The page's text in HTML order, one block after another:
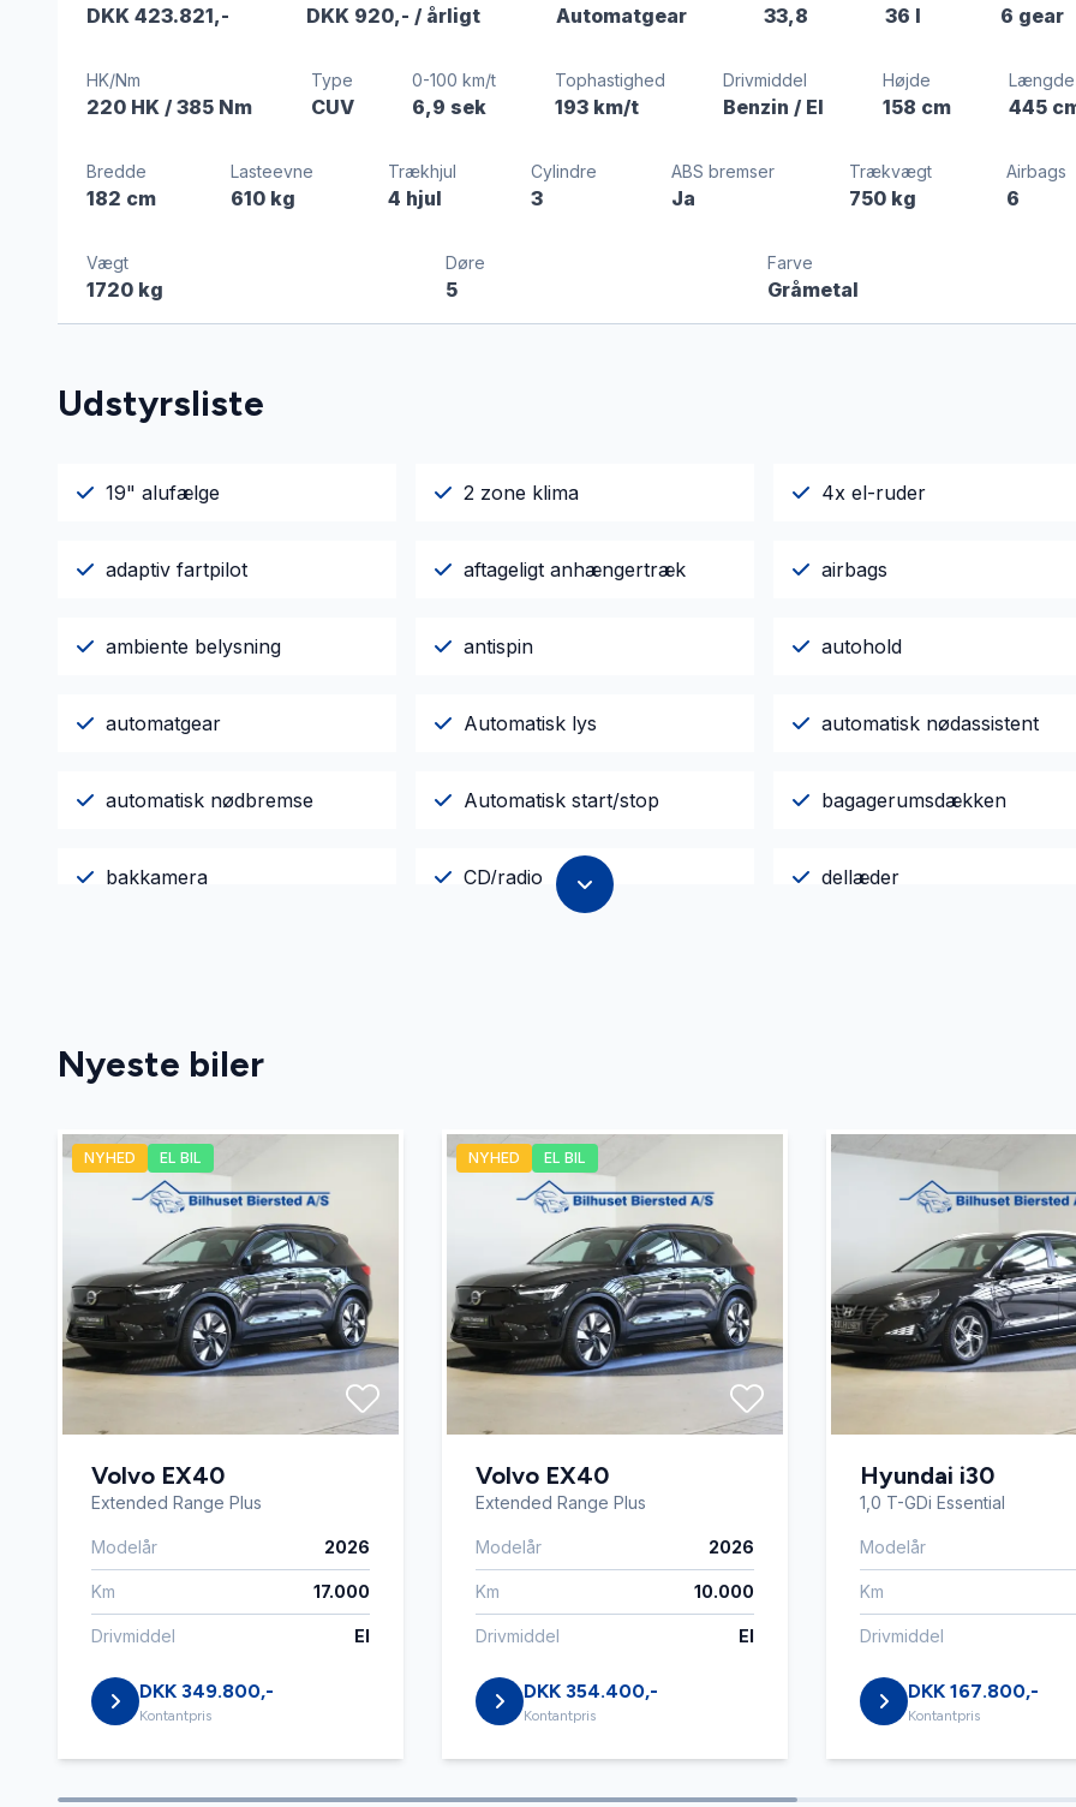
DKK 423.821,- DKK 920,- / årligt Automatgear 33,8 36 l 6 gear
HK/Nm
220 HK / 385 Nm
Type
CUV
0-100 km/t
6,9 sek
Tophastighed
193 km/t
Drivmiddel
Benzin / El
Højde
158 cm
Længde
445
Bredde
182 cm
Lasteevne
610 kg
Trækhjul
4 hjul
Cylindre
3
ABS bremser
Ja
Trækvægt
750 kg
Airbags
6
Vægt
1720 kg
Døre
5
Farve
Gråmetal
Udstyrsliste
19" alufælge 2 zone klima 4x el-ruder
adaptiv fartpilot aftageligt anhængertræk airbags
ambiente belysning antispin autohold
automatgear Automatisk lys automatisk nødassistent
automatisk nødbremse Automatisk start/stop bagagerumsdækken
bakkamera CD/radio dellæder
fuld LED forlygter head-up display
højdejusterbare forsæder håndfri til mobil
keyless go kørecomputer LED baglygter
lændestøtte (justerbar) multifunktionsrat musikstreaming via
mørk loftbeklædning mørktonede ruder bag navigation
nøglefri adgang parkeringssensor (bag) parkeringssensor (for)
Regnsensor splitbagsæde stemmebetjening
sædevarme tagræling
Nyeste biler
NYHED EL BIL
Volvo EX40
Extended Range Plus
Modelår 2026
Km 17.000
Drivmiddel El
DKK 349.800,-
Kontantpris
NYHED EL BIL
Volvo EX40
Extended Range Plus
Modelår 2026
Km 10.000
Drivmiddel El
DKK 354.400,-
Kontantpris
Hyundai i30
1,0 T-GDi Essential
Modelår
Km
Drivmiddel
DKK 167.800,-
Kontantpris